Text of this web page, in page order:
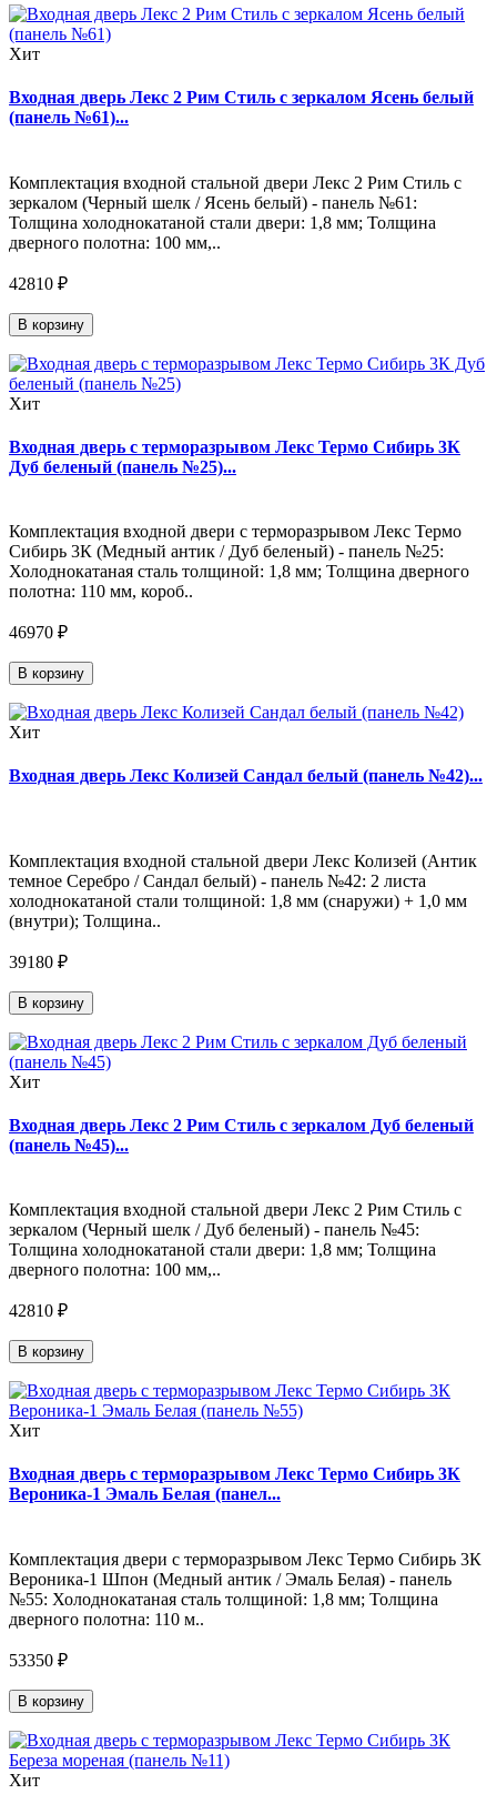
Хит
Входная дверь Лекс 2 Рим Стиль с зеркалом Ясень белый
(панель №61)...
Комплектация входной стальной двери Лекс 2 Рим Стиль с
зеркалом (Черный шелк / Ясень белый) - панель №61:
Толщина холоднокатаной стали двери: 1,8 мм; Толщина
дверного полотна: 100 мм,..
42810 ₽
В корзину
Хит
Входная дверь с терморазрывом Лекс Термо Сибирь 3К
Дуб беленый (панель №25)...
Комплектация входной двери с терморазрывом Лекс Термо
Сибирь 3К (Медный антик / Дуб беленый) - панель №25:
Холоднокатаная сталь толщиной: 1,8 мм; Толщина дверного
полотна: 110 мм, короб..
46970 ₽
В корзину
Хит
Входная дверь Лекс Колизей Сандал белый (панель №42)...
Комплектация входной стальной двери Лекс Колизей (Антик
темное Серебро / Сандал белый) - панель №42: 2 листа
холоднокатаной стали толщиной: 1,8 мм (снаружи) + 1,0 мм
(внутри); Толщина..
39180 ₽
В корзину
Хит
Входная дверь Лекс 2 Рим Стиль с зеркалом Дуб беленый
(панель №45)...
Комплектация входной стальной двери Лекс 2 Рим Стиль с
зеркалом (Черный шелк / Дуб беленый) - панель №45:
Толщина холоднокатаной стали двери: 1,8 мм; Толщина
дверного полотна: 100 мм,..
42810 ₽
В корзину
Хит
Входная дверь с терморазрывом Лекс Термо Сибирь 3К
Вероника-1 Эмаль Белая (панел...
Комплектация двери с терморазрывом Лекс Термо Сибирь 3К
Вероника-1 Шпон (Медный антик / Эмаль Белая) - панель
№55: Холоднокатаная сталь толщиной: 1,8 мм; Толщина
дверного полотна: 110 м..
53350 ₽
В корзину
Хит